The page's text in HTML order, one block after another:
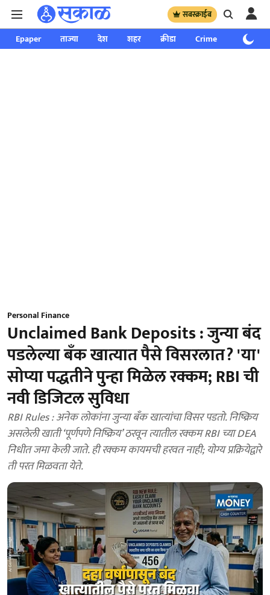
सबस्क्राईब
Epaper ताज्या देश शहर क्रीडा Crime साप्ताहिक
Personal Finance
Unclaimed Bank Deposits : जुन्या बंद
पडलेल्या बँक खात्यात पैसे विसरलात? 'या'
सोप्या पद्धतीने पुन्हा मिळेल रक्कम; RBI ची
नवी डिजिटल सुविधा
RBI Rules : अनेक लोकांना जुन्या बँक खात्यांचा विसर पडतो. निष्क्रिय
असलेली खाती ‘पूर्णपणे निष्क्रिय’ ठरवून त्यातील रक्कम RBI च्या DEA
निधीत जमा केली जाते. ही रक्कम कायमची हरवत नाही; योग्य प्रक्रियेद्वारे
ती परत मिळवता येते.